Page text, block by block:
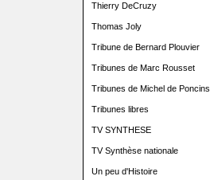
Thierry DeCruzy
Thomas Joly
Tribune de Bernard Plouvier
Tribunes de Marc Rousset
Tribunes de Michel de Poncins
Tribunes libres
TV SYNTHESE
TV Synthèse nationale
Un peu d'Histoire